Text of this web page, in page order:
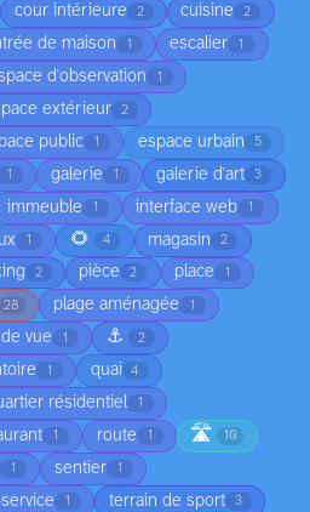
cour intérieure 2 cuisine 2
de maison 1 escalier 1
d'observation 1
extérieur 2
public 1 espace urbain 5
1 galerie 1 galerie d'art 3
immeuble 1 interface web 1
1 🌻 4 magasin 2
2 pièce 2 place 1
28 plage aménagée 1
vue 1 ⚓ 2
1 quai 4
résidentiel 1
1 route 1 🛣️ 10
1 sentier 1
1 terrain de sport 3